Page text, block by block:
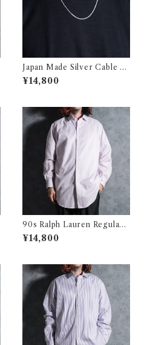
Japan Made Silver Cable C
hain Nacklace シルバー ケー
ブル チェーン ネックレス 日本
¥14,800
90s Ralph Lauren Regular
Collar Pink Stripe Shirts ラ
ルフローレン レギュラーカラ
¥14,800